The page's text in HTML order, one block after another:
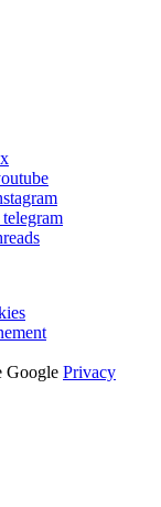
Google Privacy